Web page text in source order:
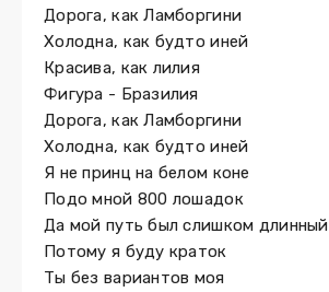
Дорога, как Ламборгини
Холодна, как будто иней
Красива, как лилия
Фигура - Бразилия
Дорога, как Ламборгини
Холодна, как будто иней
Я не принц на белом коне
Подо мной 800 лошадок
Да мой путь был слишком длинный
Потому я буду краток
Ты без вариантов моя